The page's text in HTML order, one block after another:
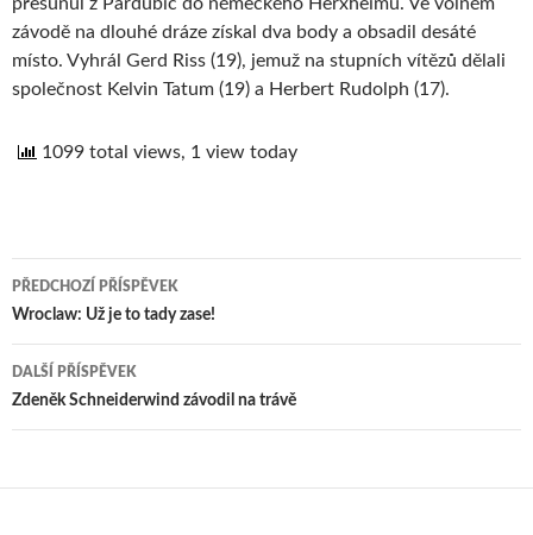
závodě na dlouhé dráze získal dva body a obsadil desáté
místo. Vyhrál Gerd Riss (19), jemuž na stupních vítězů dělali
společnost Kelvin Tatum (19) a Herbert Rudolph (17).
1099 total views, 1 view today
Navigace
pro
příspěvek
PŘEDCHOZÍ PŘÍSPĚVEK
Wroclaw: Už je to tady zase!
DALŠÍ PŘÍSPĚVEK
Zdeněk Schneiderwind závodil na trávě